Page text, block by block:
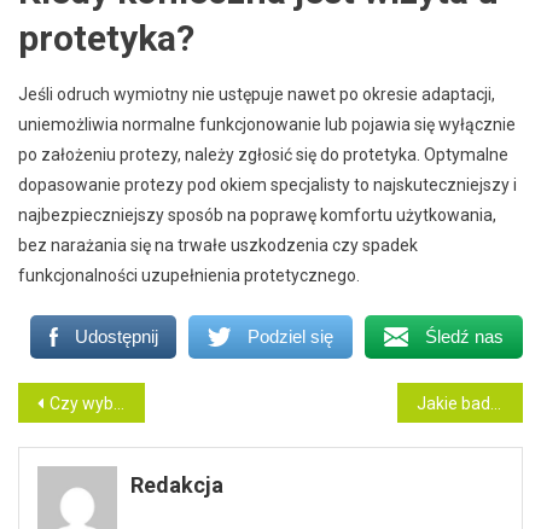
protetyka?
Jeśli odruch wymiotny nie ustępuje nawet po okresie adaptacji,
uniemożliwia normalne funkcjonowanie lub pojawia się wyłącznie
po założeniu protezy, należy zgłosić się do protetyka. Optymalne
dopasowanie protezy pod okiem specjalisty to najskuteczniejszy i
najbezpieczniejszy sposób na poprawę komfortu użytkowania,
bez narażania się na trwałe uszkodzenia czy spadek
funkcjonalności uzupełnienia protetycznego.
Udostępnij Podziel się Śledź nas
Nawigacja
wpisu
Czy wybielanie zębów usuwa przebarwienia po kawie i papierosach?
Redakcja